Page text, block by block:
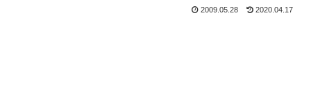
2009.05.28 2020.04.17